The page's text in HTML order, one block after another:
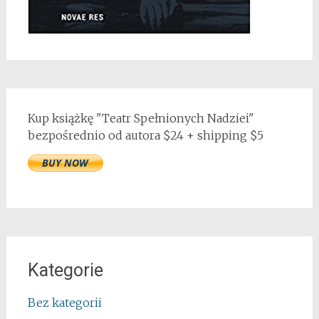
Kup książkę "Teatr Spełnionych Nadziei"
bezpośrednio od autora $24 + shipping $5
Kategorie
Bez kategorii